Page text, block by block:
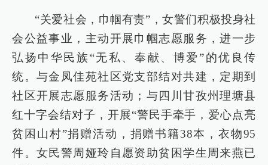
“关爱社会，巾帼有责”，女警们积极投身社
会公益事业，主动开展巾帼志愿服务，进一步
弘扬中华民族“无私、奉献、博爱”的优良传
统。与金凤佳苑社区党支部结对共建，定期到
社区开展志愿服务活动；与四川甘孜州理塘县
红十字会结对子，开展“警民手牵手，爱心点亮
贫困山村”捐赠活动，捐赠书籍38本，衣物95
件。女民警周娅玲自愿资助贫困学生周来燕已